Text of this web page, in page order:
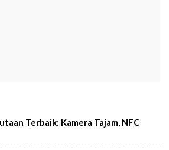
Terbaik: Kamera Tajam, NFC